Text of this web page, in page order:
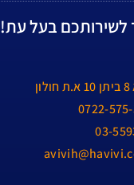
לשירותכם בעל עת!